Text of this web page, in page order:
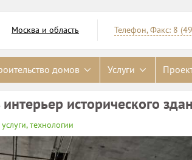
Телефон, Факс: 8
Москва и область
домов Услуги
исторического
технологии